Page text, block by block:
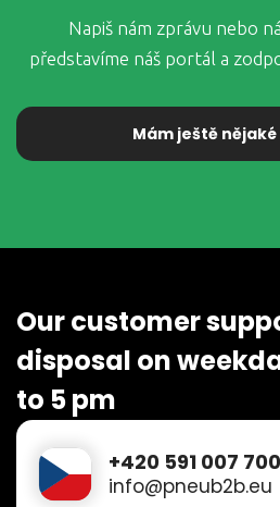
Napiš nám zprávu nebo
představíme náš portál a
Mám ještě
Our customer
disposal on
to 5 pm
+420 591 007 700
info@pneub2b.eu